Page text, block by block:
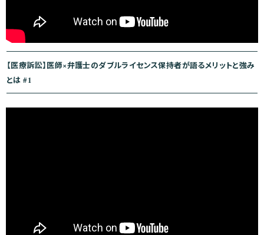
【医療訴訟】医師×弁護士のダブルライセンス保持者が語るメリットと強み
とは #1